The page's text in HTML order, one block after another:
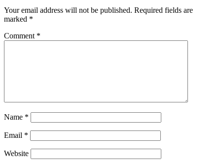
Your email address will not be published. Required fields are
marked *
Comment *
Name *
Email *
Website